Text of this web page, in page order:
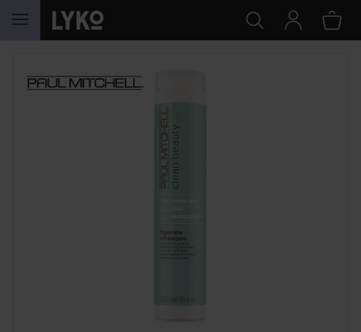
HOPPA TILL INNEHÅLLET